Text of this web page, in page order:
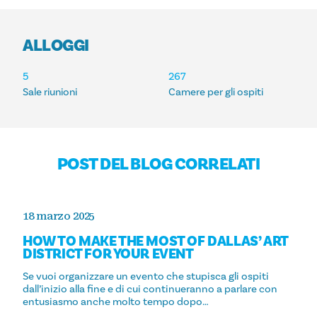
ALLOGGI
ALLOGGI
Sale riunioni
5
Camere per gli ospiti
267
POST DEL BLOG CORRELATI
18 marzo 2025
HOW TO MAKE THE MOST OF DALLAS’ ART
DISTRICT FOR YOUR EVENT
Se vuoi organizzare un evento che stupisca gli ospiti
dall’inizio alla fine e di cui continueranno a parlare con
entusiasmo anche molto tempo dopo…